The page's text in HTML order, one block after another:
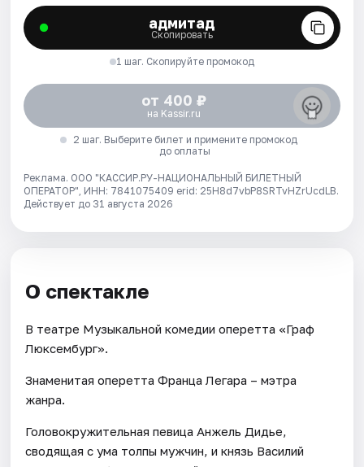
адмитад
Скопировать
1 шаг. Скопируйте промокод
от 400 ₽
на Kassir.ru
2 шаг. Выберите билет и примените промокод
до оплаты
Реклама. ООО "КАССИР.РУ-НАЦИОНАЛЬНЫЙ БИЛЕТНЫЙ
ОПЕРАТОР", ИНН: 7841075409 erid: 25H8d7vbP8SRTvHZrUcdLB.
Действует до 31 августа 2026
О спектакле
В театре Музыкальной комедии оперетта «Граф
Люксембург».
Знаменитая оперетта Франца Легара – мэтра
жанра.
Головокружительная певица Анжель Дидье,
сводящая с ума толпы мужчин, и князь Василий